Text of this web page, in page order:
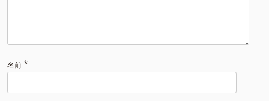
名前 *